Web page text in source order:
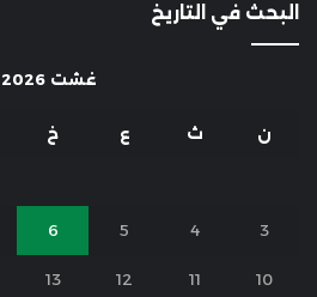
البحث في التاريخ
غشت 2026
ن ث ع خ
3
4
5
6
10
11
12
13